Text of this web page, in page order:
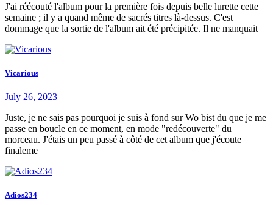
J'ai réécouté l'album pour la première fois depuis belle lurette cette
semaine ; il y a quand même de sacrés titres là-dessus. C'est
dommage que la sortie de l'album ait été précipitée. Il ne manquait
Vicarious
July 26, 2023
Juste, je ne sais pas pourquoi je suis à fond sur Wo bist du que je me
passe en boucle en ce moment, en mode "redécouverte" du
morceau. J'étais un peu passé à côté de cet album que j'écoute
finaleme
Adios234